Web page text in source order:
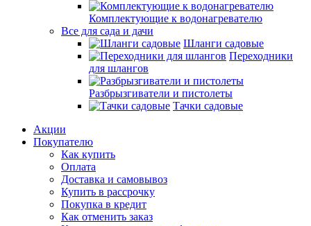
Комплектующие к водонагревателю
Все для сада и дачи
Шланги садовые
Переходники
для шлангов
Разбрызгиватели и пистолеты
Тачки садовые
Акции
Покупателю
Как купить
Оплата
Доставка и самовывоз
Купить в рассрочку
Покупка в кредит
Как отменить заказ